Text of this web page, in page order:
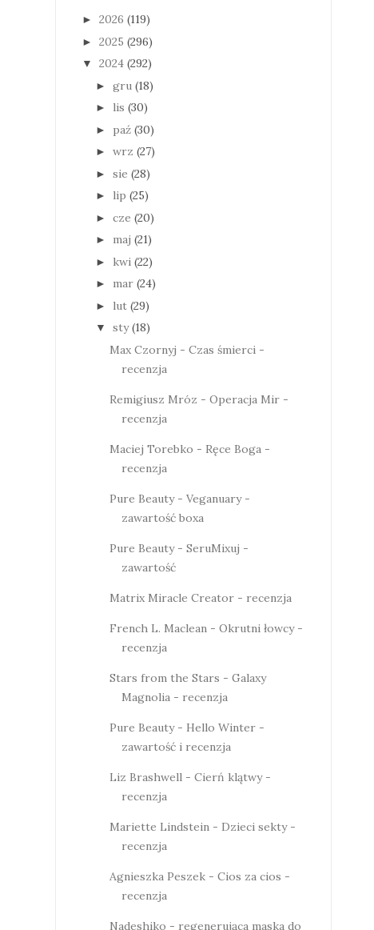
► 2026 (119)
► 2025 (296)
▼ 2024 (292)
► gru (18)
► lis (30)
► paź (30)
► wrz (27)
► sie (28)
► lip (25)
► cze (20)
► maj (21)
► kwi (22)
► mar (24)
► lut (29)
▼ sty (18)
Max Czornyj - Czas śmierci -
recenzja
Remigiusz Mróz - Operacja Mir -
recenzja
Maciej Torebko - Ręce Boga -
recenzja
Pure Beauty - Veganuary -
zawartość boxa
Pure Beauty - SeruMixuj -
zawartość
Matrix Miracle Creator - recenzja
French L. Maclean - Okrutni łowcy -
recenzja
Stars from the Stars - Galaxy
Magnolia - recenzja
Pure Beauty - Hello Winter -
zawartość i recenzja
Liz Brashwell - Cierń klątwy -
recenzja
Mariette Lindstein - Dzieci sekty -
recenzja
Agnieszka Peszek - Cios za cios -
recenzja
Nadeshiko - regenerująca maska do